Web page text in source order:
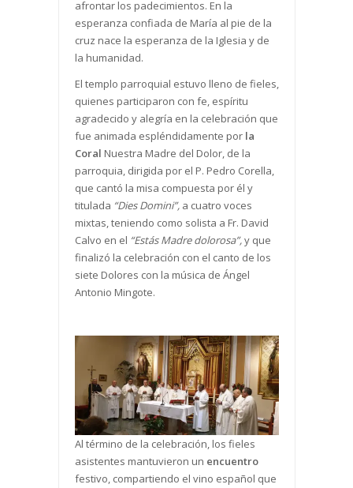
afrontar los padecimientos. En la
esperanza confiada de María al pie de la
cruz nace la esperanza de la Iglesia y de
la humanidad.
El templo parroquial estuvo lleno de fieles,
quienes participaron con fe, espíritu
agradecido y alegría en la celebración que
fue animada espléndidamente por la
Coral Nuestra Madre del Dolor, de la
parroquia, dirigida por el P. Pedro Corella,
que cantó la misa compuesta por él y
titulada “Dies Domini”,a cuatro voces
mixtas, teniendo como solista a Fr. David
Calvo en el “Estás Madre dolorosa”,y que
finalizó la celebración con el canto de los
siete Dolores con la música de Ángel
Antonio Mingote.
Al término de la celebración, los fieles
asistentes mantuvieron un encuentro
festivo, compartiendo el vino español que